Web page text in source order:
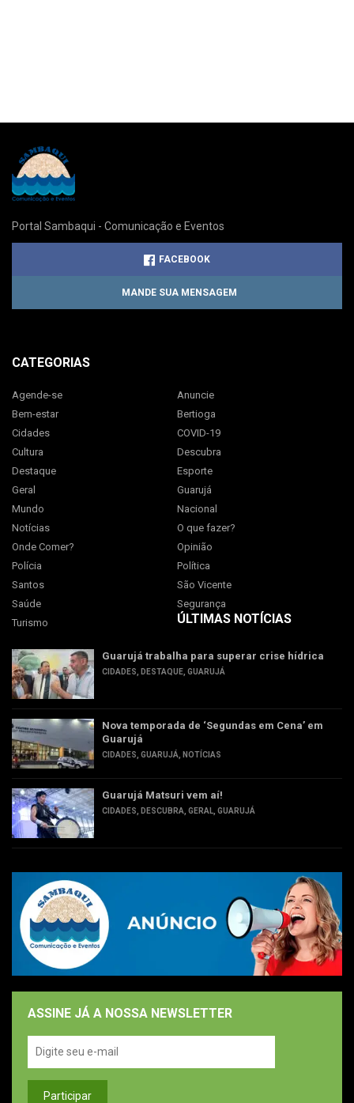
Portal Sambaqui - Comunicação e Eventos
FACEBOOK
MANDE SUA MENSAGEM
CATEGORIAS
Agende-se
Anuncie
Bem-estar
Bertioga
Cidades
COVID-19
Cultura
Descubra
Destaque
Esporte
Geral
Guarujá
Mundo
Nacional
Notícias
O que fazer?
Onde Comer?
Opinião
Polícia
Política
Santos
São Vicente
Saúde
Segurança
Turismo
ÚLTIMAS NOTÍCIAS
Guarujá trabalha para superar crise hídrica
CIDADES DESTAQUE GUARUJÁ
Nova temporada de ‘Segundas em Cena’ em
Guarujá
CIDADES GUARUJÁ NOTÍCIAS
Guarujá Matsuri vem aí!
CIDADES DESCUBRA GERAL GUARUJÁ
ASSINE JÁ A NOSSA NEWSLETTER